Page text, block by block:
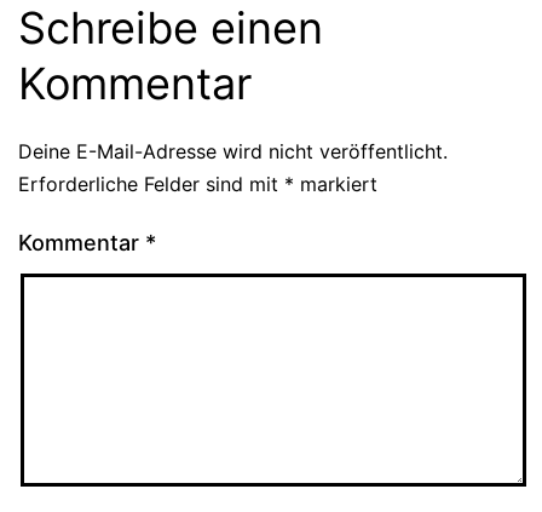
Schreibe einen
Kommentar
Deine E-Mail-Adresse wird nicht veröffentlicht.
Erforderliche Felder sind mit * markiert
Kommentar *